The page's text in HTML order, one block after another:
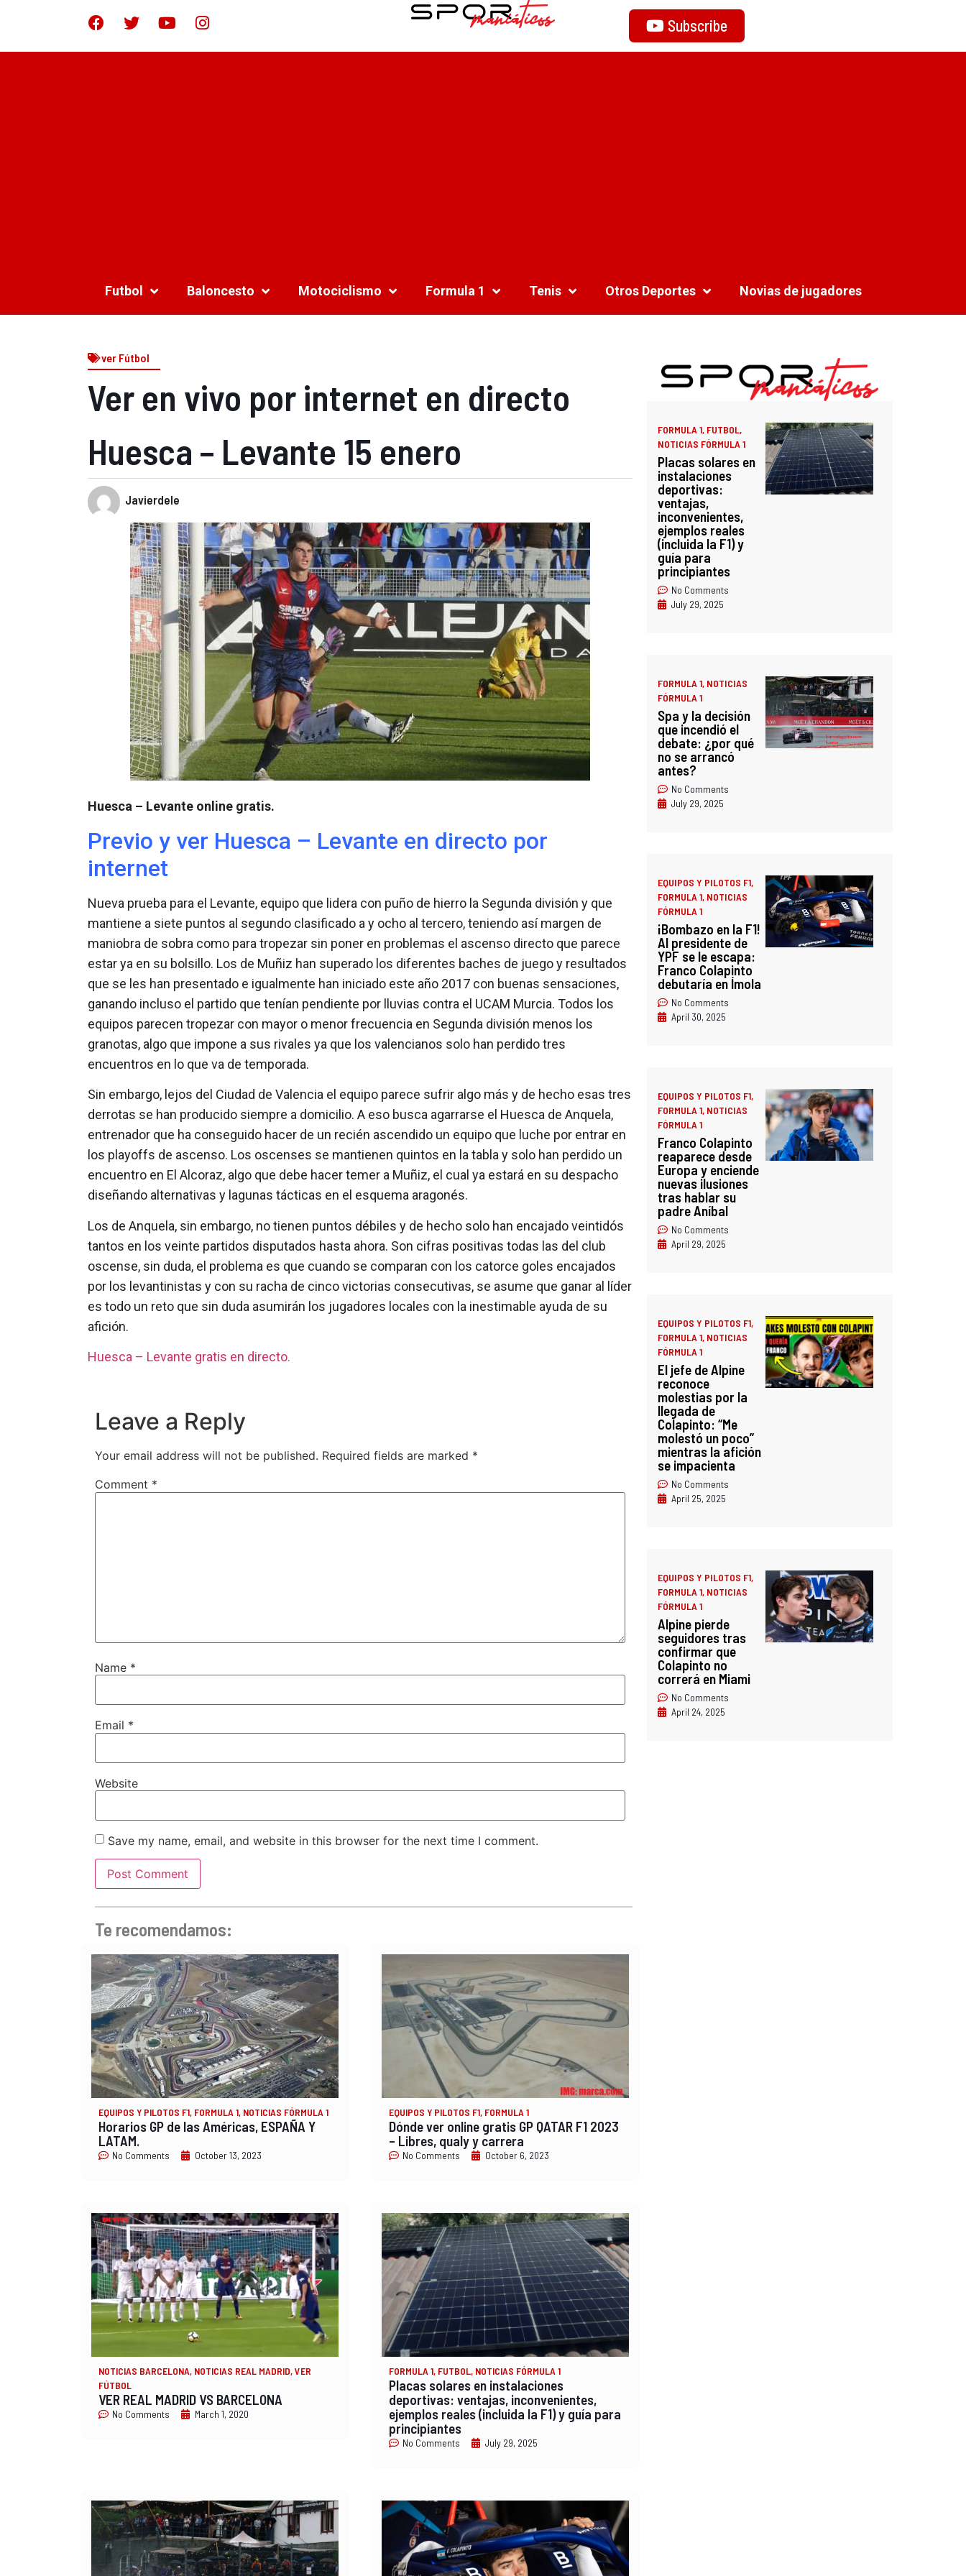
Subscribe
Futbol Baloncesto Motociclismo Formula 1 Tenis Otros Deportes Novias de jugadores
ver Fútbol
Ver en vivo por internet en directo
Huesca – Levante 15 enero
Javierdele
Huesca – Levante online gratis.
Previo y ver Huesca – Levante en directo por
internet
Nueva prueba para el Levante, equipo que lidera con puño de hierro la Segunda división y que
mantiene a siete puntos al segundo clasificado a y ocho al tercero, teniendo así margen de
maniobra de sobra como para tropezar sin poner en problemas el ascenso directo que parece
estar ya en su bolsillo. Los de Muñiz han superado los diferentes baches de juego y resultados
que se les han presentado e igualmente han iniciado este año 2017 con buenas sensaciones,
ganando incluso el partido que tenían pendiente por lluvias contra el UCAM Murcia. Todos los
equipos parecen tropezar con mayor o menor frecuencia en Segunda división menos los
granotas, algo que impone a sus rivales ya que los valencianos solo han perdido tres
encuentros en lo que va de temporada.
Sin embargo, lejos del Ciudad de Valencia el equipo parece sufrir algo más y de hecho esas tres
derrotas se han producido siempre a domicilio. A eso busca agarrarse el Huesca de Anquela,
entrenador que ha conseguido hacer de un recién ascendido un equipo que luche por entrar en
los playoffs de ascenso. Los oscenses se mantienen quintos en la tabla y solo han perdido un
encuentro en El Alcoraz, algo que debe hacer temer a Muñiz, el cual ya estará en su despacho
diseñando alternativas y lagunas tácticas en el esquema aragonés.
Los de Anquela, sin embargo, no tienen puntos débiles y de hecho solo han encajado veintidós
tantos en los veinte partidos disputados hasta ahora. Son cifras positivas todas las del club
oscense, sin duda, el problema es que cuando se comparan con los catorce goles encajados
por los levantinistas y con su racha de cinco victorias consecutivas, se asume que ganar al líder
es todo un reto que sin duda asumirán los jugadores locales con la inestimable ayuda de su
afición.
Huesca – Levante gratis en directo.
Leave a Reply
Your email address will not be published. Required fields are marked *
Comment *
Name *
Email *
Website
Save my name, email, and website in this browser for the next time I comment.
Te recomendamos:
EQUIPOS Y PILOTOS F1, FORMULA 1, NOTICIAS FÓRMULA 1
Horarios GP de las Américas, ESPAÑA Y
LATAM.
No Comments October 13, 2023
EQUIPOS Y PILOTOS F1, FORMULA 1
Dónde ver online gratis GP QATAR F1 2023
– Libres, qualy y carrera
No Comments October 6, 2023
NOTICIAS BARCELONA, NOTICIAS REAL MADRID,VER
FÚTBOL
VER REAL MADRID VS BARCELONA
No Comments March 1, 2020
FORMULA 1, FUTBOL, NOTICIAS FÓRMULA 1
Placas solares en instalaciones
deportivas: ventajas, inconvenientes,
ejemplos reales (incluida la F1) y guía para
principiantes
No Comments July 29, 2025
FORMULA 1, FUTBOL,
NOTICIAS FÓRMULA 1
Placas solares en
instalaciones
deportivas:
ventajas,
inconvenientes,
ejemplos reales
(incluida la F1) y
guía para
principiantes
No Comments
July 29, 2025
FORMULA 1, NOTICIAS
FÓRMULA 1
Spa y la decisión
que incendió el
debate: ¿por qué
no se arrancó
antes?
No Comments
July 29, 2025
EQUIPOS Y PILOTOS F1,
FORMULA 1, NOTICIAS
FÓRMULA 1
¡Bombazo en la F1!
Al presidente de
YPF se le escapa:
Franco Colapinto
debutaría en Ímola
No Comments
April 30, 2025
EQUIPOS Y PILOTOS F1,
FORMULA 1, NOTICIAS
FÓRMULA 1
Franco Colapinto
reaparece desde
Europa y enciende
nuevas ilusiones
tras hablar su
padre Aníbal
No Comments
April 29, 2025
EQUIPOS Y PILOTOS F1,
FORMULA 1, NOTICIAS
FÓRMULA 1
El jefe de Alpine
reconoce
molestias por la
llegada de
Colapinto: “Me
molestó un poco”
mientras la afición
se impacienta
No Comments
April 25, 2025
EQUIPOS Y PILOTOS F1,
FORMULA 1, NOTICIAS
FÓRMULA 1
Alpine pierde
seguidores tras
confirmar que
Colapinto no
correrá en Miami
No Comments
April 24, 2025